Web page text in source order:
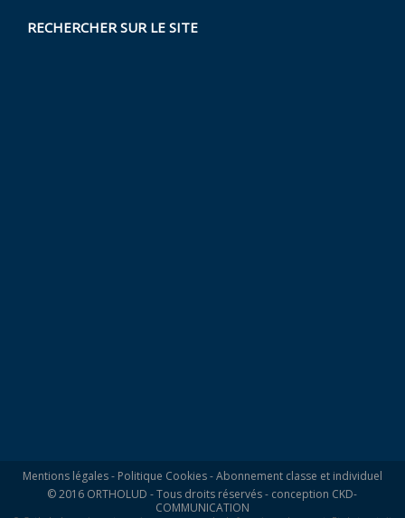
RECHERCHER SUR LE SITE
Mentions légales- Politique Cookies-Abonnement classe et individuel
© 2016 ORTHOLUD - Tous droits réservés - conception CKD-
COMMUNICATION